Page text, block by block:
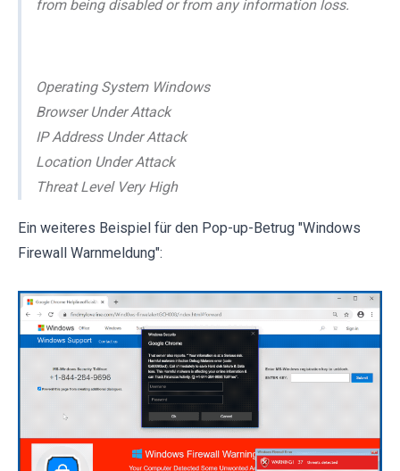
from being disabled or from any information loss.
Operating System Windows
Browser Under Attack
IP Address Under Attack
Location Under Attack
Threat Level Very High
Ein weiteres Beispiel für den Pop-up-Betrug "Windows
Firewall Warnmeldung":